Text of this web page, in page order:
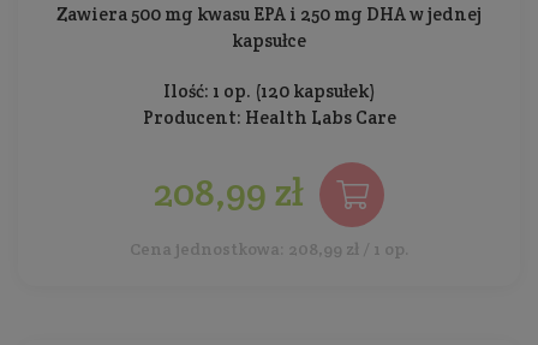
Zawiera 500 mg kwasu EPA i 250 mg DHA w jednej
kapsułce
Ilość: 1 op. (120 kapsułek)
Producent: Health Labs Care
208,99 zł
Cena jednostkowa: 208,99 zł / 1 op.